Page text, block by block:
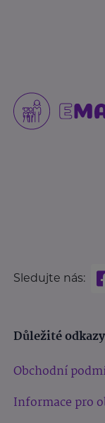
Sledujte nás:
Důležité odkazy
Obchodní
Informace pro